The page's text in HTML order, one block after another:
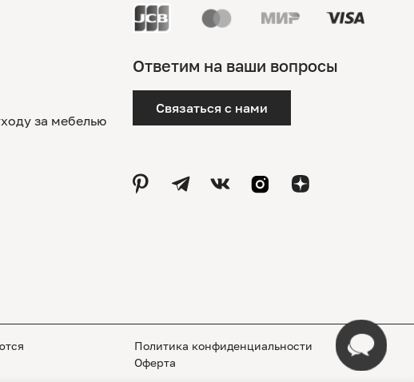
за мебелью
Ответим на ваши вопросы
Связаться с нами
Политика конфиденциальности
Оферта